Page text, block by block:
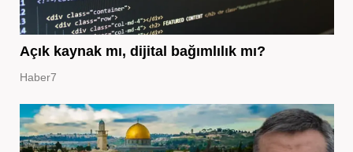
Açık kaynak mı, dijital bağımlılık mı?
Haber7